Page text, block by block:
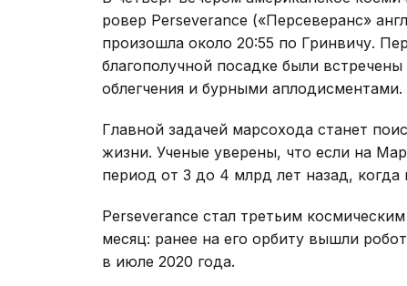
ровер Perseverance («Персеверанс»
произошла около 20:55 по Гринвичу.
благополучной посадке были
облегчения и бурными аплодисментами.
Главной задачей марсохода станет
жизни. Ученые уверены, что если на
период от 3 до 4 млрд лет назад,
Perseverance стал третьим
месяц: ранее на его орбиту вышли
в июле 2020 года.